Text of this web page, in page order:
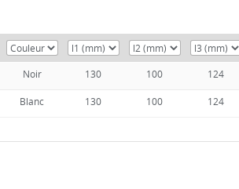
Noir 130 100 124
Blanc 130 100 124